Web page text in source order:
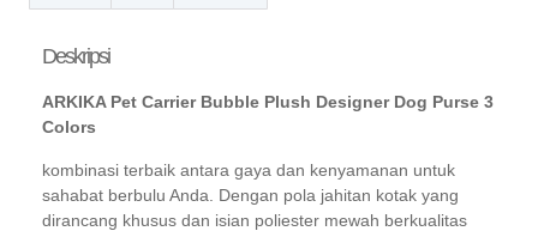
Deskripsi
ARKIKA Pet Carrier Bubble Plush Designer Dog Purse 3
Colors
kombinasi terbaik antara gaya dan kenyamanan untuk
sahabat berbulu Anda. Dengan pola jahitan kotak yang
dirancang khusus dan isian poliester mewah berkualitas